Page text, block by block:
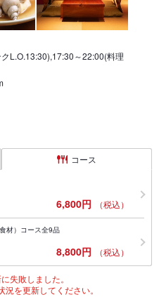
L.O.13:30),17:30～22:00(料理
コース
6,800円 （税込）
材）コース全9品
8,800円 （税込）
失敗しました。
を更新してください。